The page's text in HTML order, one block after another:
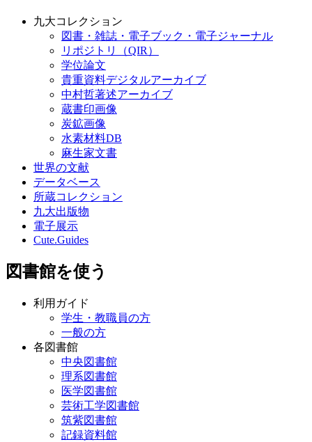
九大コレクション
図書・雑誌・電子ブック・電子ジャーナル
リポジトリ（QIR）
学位論文
貴重資料デジタルアーカイブ
中村哲著述アーカイブ
蔵書印画像
炭鉱画像
水素材料DB
麻生家文書
世界の文献
データベース
所蔵コレクション
九大出版物
電子展示
Cute.Guides
図書館を使う
利用ガイド
学生・教職員の方
一般の方
各図書館
中央図書館
理系図書館
医学図書館
芸術工学図書館
筑紫図書館
記録資料館